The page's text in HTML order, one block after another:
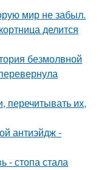
мир не забыл.
делится
безмолвной
перечитывать их,
антиэйдж -
- стопа стала